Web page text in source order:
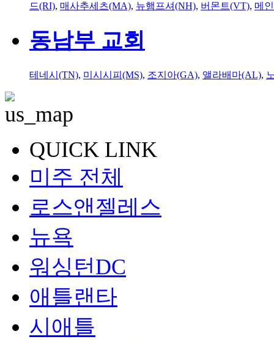
드(RI), 매사추세츠(MA), 뉴햄프셔(NH), 버몬트(VT), 메
동남부 교회
테네시(TN), 미시시피(MS), 조지아(GA), 앨라배마(AL),
QUICK LINK
미주 전체
로스앤젤레스
뉴욕
워싱턴DC
애틀랜타
시애틀